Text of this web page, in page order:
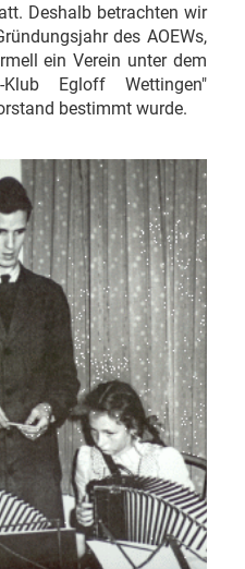
Deshalb betrachten wir
des AOEWs,
ein Verein unter dem
Klub Egloff Wettingen"
bestimmt wurde.